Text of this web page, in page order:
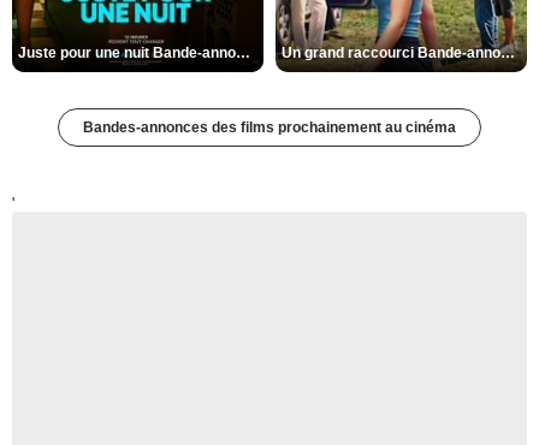
Juste pour une nuit Bande-annonce VO STFR Un grand raccourci Bande-annonce VF
Bandes-annonces des films prochainement au cinéma
'